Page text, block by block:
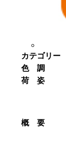
カテゴリー
色 調
荷 姿
概 要